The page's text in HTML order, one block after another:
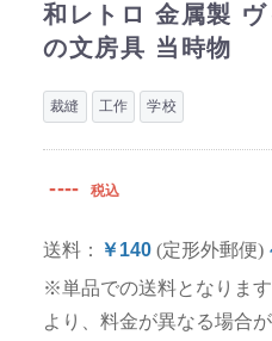
和レトロ 金属製
の文房具 当時物
裁縫 工作 学校
---- 税込
送料： ￥140 (定形外郵便)
※単品での送料となりま
より、料金が異なる場合